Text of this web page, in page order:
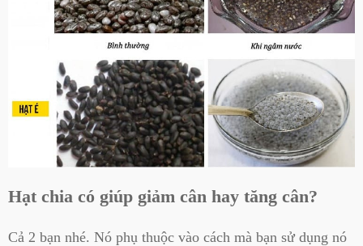
Hạt chia có giúp giảm cân hay tăng cân?
Cả 2 bạn nhé. Nó phụ thuộc vào cách mà bạn sử dụng nó